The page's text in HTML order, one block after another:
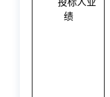
投标人业
绩